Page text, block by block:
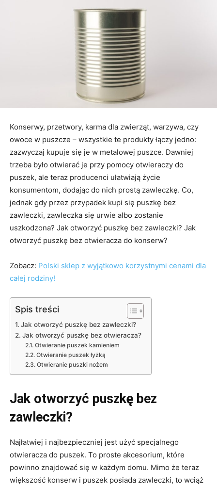
Konserwy, przetwory, karma dla zwierząt, warzywa, czy
owoce w puszcze – wszystkie te produkty łączy jedno:
zazwyczaj kupuje się je w metalowej puszce. Dawniej
trzeba było otwierać je przy pomocy otwieraczy do
puszek, ale teraz producenci ułatwiają życie
konsumentom, dodając do nich prostą zawleczkę. Co,
jednak gdy przez przypadek kupi się puszkę bez
zawleczki, zawleczka się urwie albo zostanie
uszkodzona? Jak otworzyć puszkę bez zawleczki? Jak
otworzyć puszkę bez otwieracza do konserw?
Zobacz: Polski sklep z wyjątkowo korzystnymi cenami dla
całej rodziny!
Spis treści
Jak otworzyć puszkę bez zawleczki?
Jak otworzyć puszkę bez otwieracza?
Otwieranie puszek kamieniem
Otwieranie puszek łyżką
Otwieranie puszki nożem
Jak otworzyć puszkę bez
zawleczki?
Najłatwiej i najbezpieczniej jest użyć specjalnego
otwieracza do puszek. To proste akcesorium, które
powinno znajdować się w każdym domu. Mimo że teraz
większość konserw i puszek posiada zawleczki, to wciąż